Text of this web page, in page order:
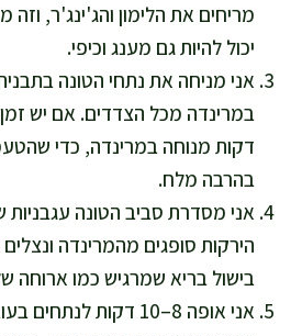
מריחים את הלימון והג'ינג'ר, וזה
יכול להיות גם מענג וכיפי.
אני מניחה את נתחי הטונה
דקות מנוחה במרינדה, כדי
בהרבה מלח.
אני מסדרת סביב הטונה עגבניות
הירקות סופגים מהמרינדה
בישול בריא שמרגיש כמו ארוחה